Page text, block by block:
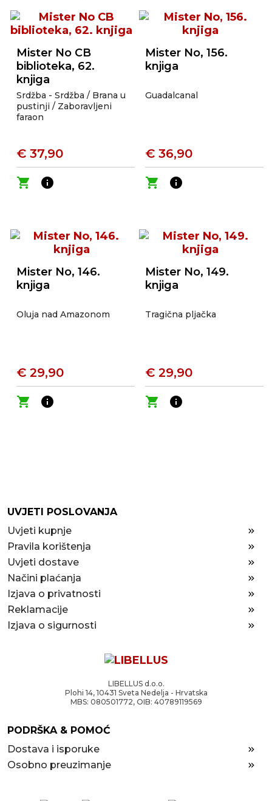
Mister No CB
biblioteka, 62.
knjiga
Srdžba - Srdžba / Brana u
pustinji / Zaboravljeni
faraon
€ 37,90
shopping_cart
info
Mister No, 156.
knjiga
Guadalcanal
€ 36,90
shopping_cart
info
Mister No, 146.
knjiga
Oluja nad Amazonom
€ 29,90
shopping_cart
info
Mister No, 149.
knjiga
Tragična pljačka
€ 29,90
shopping_cart
info
UVJETI POSLOVANJA
Uvjeti kupnje
Pravila korištenja
Uvjeti dostave
Načini plaćanja
Izjava o privatnosti
Reklamacije
Izjava o sigurnosti
LIBELLUS d.o.o.
Plohi 14, 10431 Sveta Nedelja - Hrvatska
MBS: 080501772, OIB: 40789119569
PODRŠKA & POMOĆ
Dostava i isporuke
Osobno preuzimanje